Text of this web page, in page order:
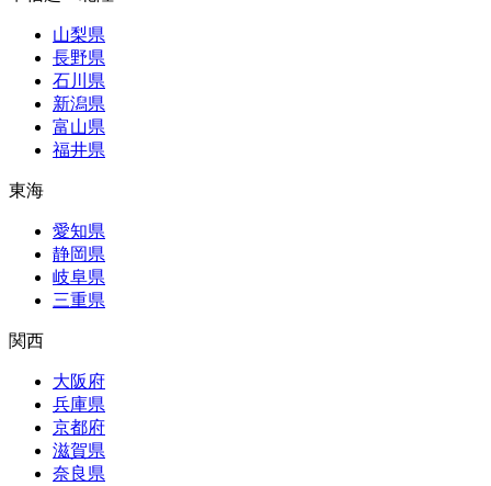
山梨県
長野県
石川県
新潟県
富山県
福井県
東海
愛知県
静岡県
岐阜県
三重県
関西
大阪府
兵庫県
京都府
滋賀県
奈良県